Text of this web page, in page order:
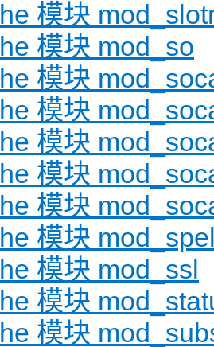
模块
模块 mod_so
模块
模块
模块
模块
模块
模块
模块 mod_ssl
模块
模块